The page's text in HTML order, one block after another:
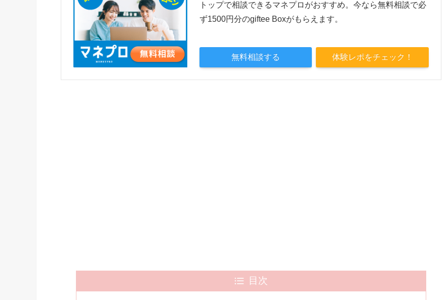
トップで相談できるマネプロがおすすめ。今なら無料相談で必
ず1500円分のgiftee Boxがもらえます。
無料相談する 体験レポをチェック！
目次